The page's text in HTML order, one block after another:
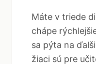
Máte v triede
chápe
sa pýta na
žiaci sú pre